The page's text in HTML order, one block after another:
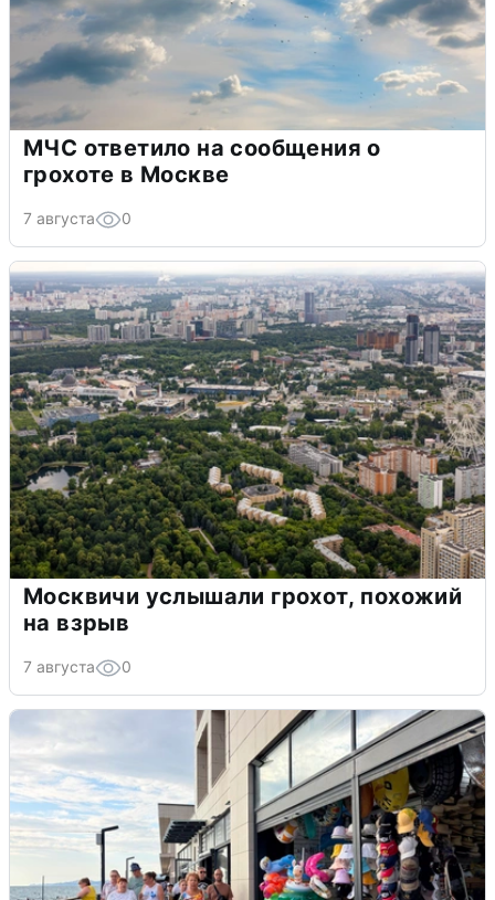
МЧС ответило на сообщения о
грохоте в Москве
7 августа 0
Москвичи услышали грохот, похожий
на взрыв
7 августа 0